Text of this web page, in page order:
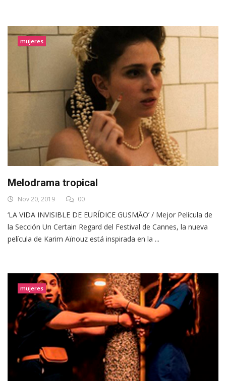
mujeres
Melodrama tropical
Nov 20, 2019 00
‘LA VIDA INVISIBLE DE EURÍDICE GUSMÃO’ / Mejor Película de
la Sección Un Certain Regard del Festival de Cannes, la nueva
película de Karim Aïnouz está inspirada en la ...
mujeres